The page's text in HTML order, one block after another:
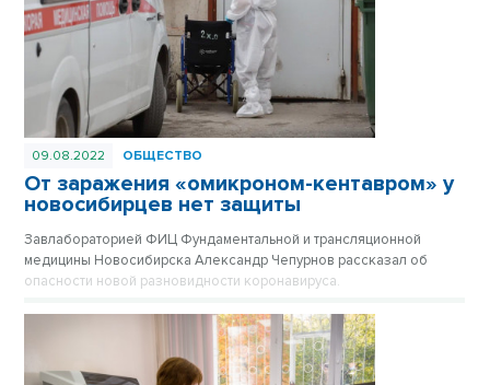
09.08.2022 ОБЩЕСТВО
От заражения «омикроном-кентавром» у
новосибирцев нет защиты
Завлабораторией ФИЦ Фундаментальной и трансляционной
медицины Новосибирска Александр Чепурнов рассказал об
опасности новой разновидности коронавируса.